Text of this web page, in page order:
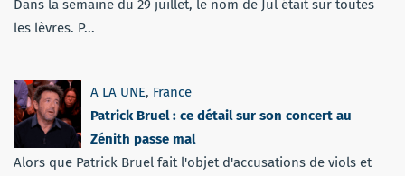
Dans la semaine du 29 juillet, le nom de Jul était sur toutes
les lèvres. P...
A LA UNE, France
Patrick Bruel : ce détail sur son concert au
Zénith passe mal
Alors que Patrick Bruel fait l'objet d'accusations de viols et